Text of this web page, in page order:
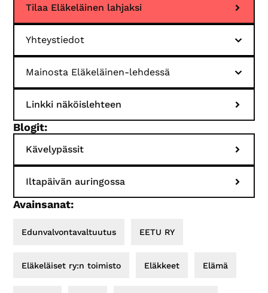
Tilaa Eläkeläinen lahjaksi
Yhteystiedot
Mainosta Eläkeläinen-lehdessä
Linkki näköislehteen
Blogit:
Kävelypässit
Iltapäivän auringossa
Avainsanat:
Edunvalvontavaltuutus EETU RY
Eläkeläiset ry:n toimisto Eläkkeet Elämä